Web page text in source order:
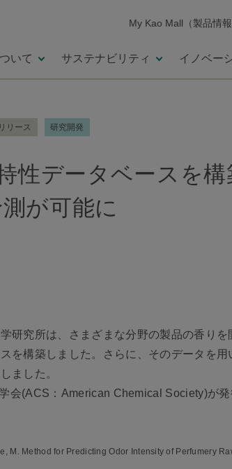
My Kao Mall（製品情報
いて サステナビリティ イノベー
リース 研究開発
性データベースを構
が可能に
研究所は、さまざまな分野の製品の香り
を構築しました。さらに、そのデータを
ました。
会(ACS：American Chemical Society)が
M. Method for Predicting Odor Intensity of Perfumery